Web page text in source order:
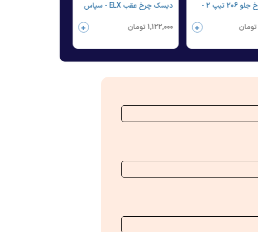
دیسک چرخ جلو 206 تیپ 2 -
تومان
دیسک چرخ عقب ELX - سپاس
1,122,000 تومان